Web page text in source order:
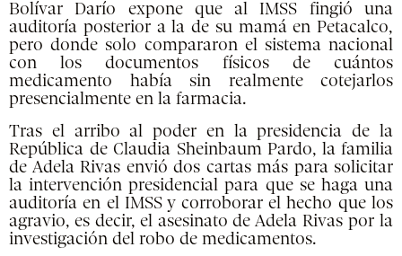
Bolívar Darío expone que al IMSS fingió una
auditoría posterior a la de su mamá en Petacalco,
pero donde solo compararon el sistema nacional
con los documentos físicos de cuántos
medicamento había sin realmente cotejarlos
presencialmente en la farmacia.
Tras el arribo al poder en la presidencia de la
República de Claudia Sheinbaum Pardo, la familia
de Adela Rivas envió dos cartas más para solicitar
la intervención presidencial para que se haga una
auditoría en el IMSS y corroborar el hecho que los
agravio, es decir, el asesinato de Adela Rivas por la
investigación del robo de medicamentos.